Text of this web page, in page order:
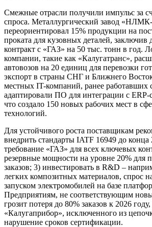
Смежные отрасли получили импульс за
спроса. Металлургический завод
переориентировал 15% продукции на
проката для кузовных деталей, заключив
контракт с «ГАЗ» на 50 тыс. тонн в год.
компании, такие как «Калугатранс»,
автовозов на 20 единиц для перевозки
экспорт в страны СНГ и Ближнего
местных IT-компаний, ранее работавших
адаптировали ПО для интеграции с
что создало 150 новых рабочих мест в
технологий.
Для устойчивого роста поставщикам
внедрить стандарты IATF 16949 до конца
требование «ГАЗ» для всех ключевых
резервные мощности на уровне 20% для
заказов; 3) инвестировать в R&D –
легких композитных материалов, спрос
запуском электромобилей на базе
Предприятиям, не соответствующим
грозит потеря до 80% заказов к 2026
«Калугаприбор», исключенного из
нарушение сроков сертификации.